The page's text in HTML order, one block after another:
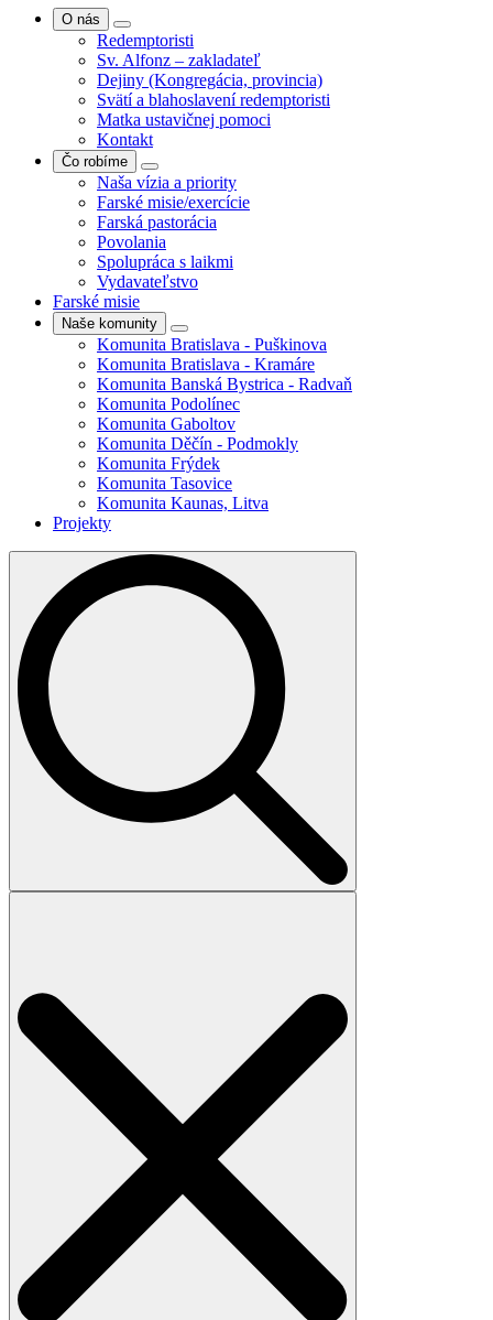
O nás
Redemptoristi
Sv. Alfonz – zakladateľ
Dejiny (Kongregácia, provincia)
Svätí a blahoslavení redemptoristi
Matka ustavičnej pomoci
Kontakt
Čo robíme
Naša vízia a priority
Farské misie/exercície
Farská pastorácia
Povolania
Spolupráca s laikmi
Vydavateľstvo
Farské misie
Naše komunity
Komunita Bratislava - Puškinova
Komunita Bratislava - Kramáre
Komunita Banská Bystrica - Radvaň
Komunita Podolínec
Komunita Gaboltov
Komunita Děčín - Podmokly
Komunita Frýdek
Komunita Tasovice
Komunita Kaunas, Litva
Projekty
Search